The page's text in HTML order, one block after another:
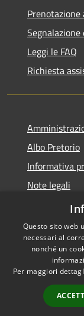
Leggi le FAQ
Richiesta
Albo Pretorio
Informativa
Note legali
Accessibilità
Questo sito web
necessari al
nonché un
Per maggiori